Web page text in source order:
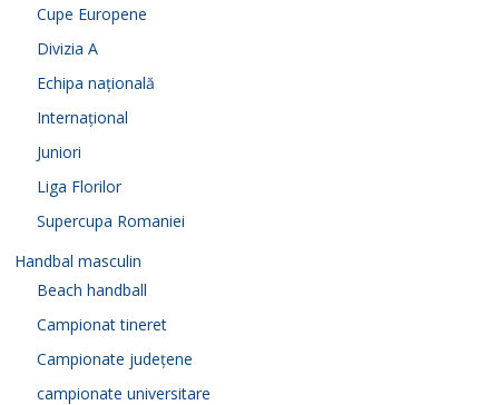
Cupe Europene
Divizia A
Echipa națională
Internațional
Juniori
Liga Florilor
Supercupa Romaniei
Handbal masculin
Beach handball
Campionat tineret
Campionate județene
campionate universitare